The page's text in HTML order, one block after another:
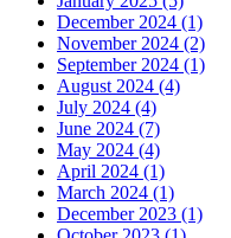
December 2024 (1)
November 2024 (2)
September 2024 (1)
August 2024 (4)
July 2024 (4)
June 2024 (7)
May 2024 (4)
April 2024 (1)
March 2024 (1)
December 2023 (1)